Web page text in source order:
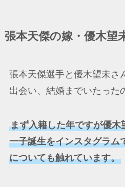
張本天傑の嫁・優木望
張本天傑選手と優木望未さ
出会い、結婚までいたった
まず入籍した年ですが優木
一子誕生をインスタグラム
についても触れています。